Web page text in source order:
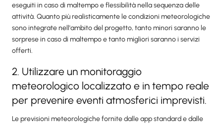
eseguiti in caso di maltempo e flessibilità nella sequenza delle
attività. Quanto più realisticamente le condizioni meteorologiche
sono integrate nell'ambito del progetto, tanto minori saranno le
sorprese in caso di maltempo e tanto migliori saranno i servizi
offerti.
2. Utilizzare un monitoraggio
meteorologico localizzato e in tempo reale
per prevenire eventi atmosferici imprevisti.
Le previsioni meteorologiche fornite dalle app standard e dalle